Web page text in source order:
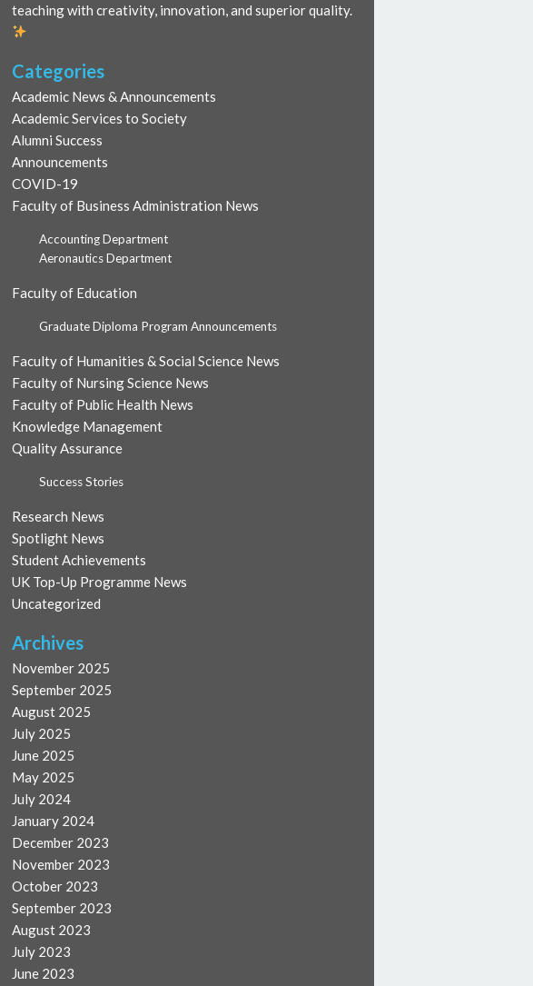
teaching with creativity, innovation, and superior quality.
Categories
Academic News & Announcements
Academic Services to Society
Alumni Success
Announcements
COVID-19
Faculty of Business Administration News
Accounting Department
Aeronautics Department
Faculty of Education
Graduate Diploma Program Announcements
Faculty of Humanities & Social Science News
Faculty of Nursing Science News
Faculty of Public Health News
Knowledge Management
Quality Assurance
Success Stories
Research News
Spotlight News
Student Achievements
UK Top-Up Programme News
Uncategorized
Archives
November 2025
September 2025
August 2025
July 2025
June 2025
May 2025
July 2024
January 2024
December 2023
November 2023
October 2023
September 2023
August 2023
July 2023
June 2023